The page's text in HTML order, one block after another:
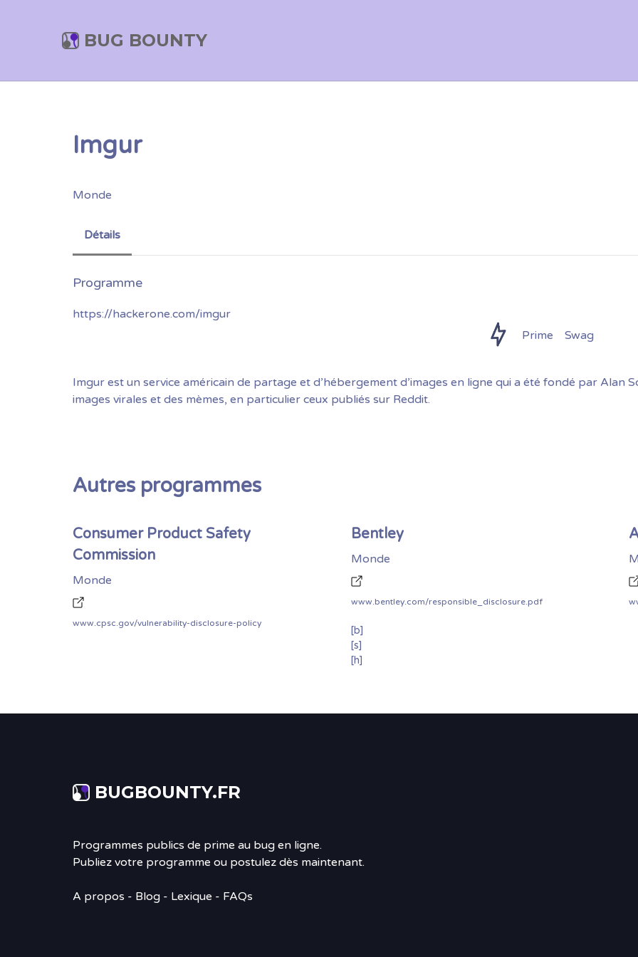
BUG BOUNTY
Imgur
Monde
Détails
https://hackerone.com/imgur
Prime
Swag
Imgur est un service américain de partage et d’hébergement d’images en ligne qui a été fondé par Alan
images virales et des mèmes, en particulier ceux publiés sur Reddit.
Autres programmes
Consumer Product Safety
Commission
Monde
www.cpsc.gov/vulnerability-disclosure-policy
Bentley
Monde
www.bentley.com/responsible_disclosure.pdf
[b]
[s]
[h]
BUGBOUNTY.FR
Programmes publics de prime au bug en ligne.
Publiez votre programme ou postulez dès maintenant.
A propos - Blog - Lexique - FAQs